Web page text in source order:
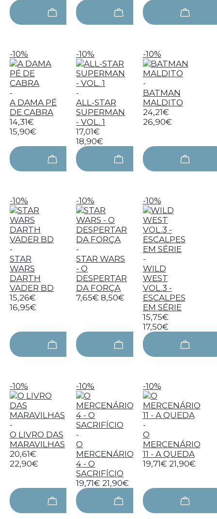
-10%
-
A DAMA PÉ
DE CABRA
14,31€
15,90€
-10%
-
ALL-STAR
SUPERMAN
- VOL. 1
17,01€
18,90€
-10%
-
BATMAN
MALDITO
24,21€
26,90€
-10%
-
STAR
WARS
DARTH
VADER BD
15,26€
16,95€
-10%
-
STAR WARS
- O
DESPERTAR
DA FORÇA
7,65€ 8,50€
-10%
-
WILD
WEST
VOL.3 -
ESCALPES
EM SÉRIE
15,75€
17,50€
-10%
-
O LIVRO DAS
MARAVILHAS
20,61€
22,90€
-10%
-
O
MERCENÁRIO
4 - O
SACRIFÍCIO
19,71€ 21,90€
-10%
-
O
MERCENÁRIO
11 - A QUEDA
19,71€ 21,90€